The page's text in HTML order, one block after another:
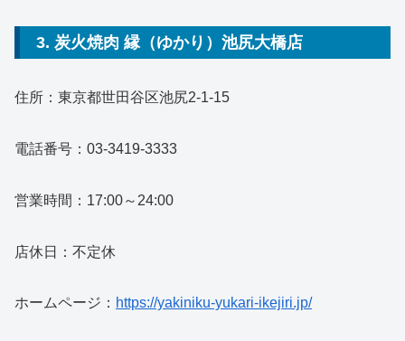
3. 炭火焼肉 縁（ゆかり）池尻大橋店
住所：東京都世田谷区池尻2-1-15
電話番号：03-3419-3333
営業時間：17:00～24:00
店休日：不定休
ホームページ： https://yakiniku-yukari-ikejiri.jp/